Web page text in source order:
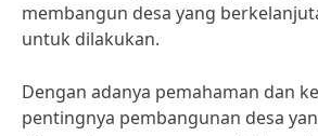
membangun desa yang
untuk dilakukan.
Dengan adanya pemahaman dan
pentingnya pembangunan desa